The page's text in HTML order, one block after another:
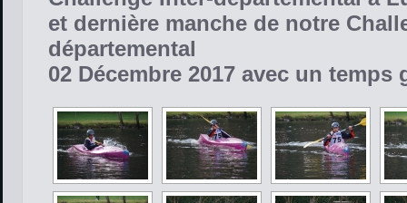
et dernière manche de notre
départemental
02 Décembre 2017 avec un temps